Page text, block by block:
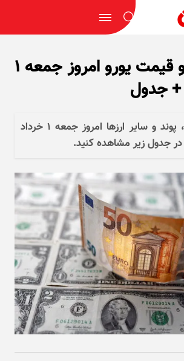
قیمت دلار و قیمت یورو امروز جمعه ۱
قیمت دلار، یورو، پوند و سایر ارز‌ها امروز جمعه ۱ خرداد